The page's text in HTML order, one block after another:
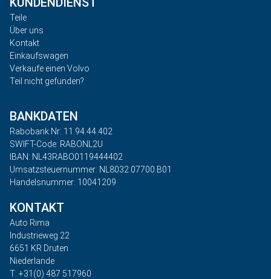
Teile
Über uns
Kontakt
Einkaufswagen
Verkaufe einen Volvo
Teil nicht gefunden?
BANKDATEN
Rabobank Nr: 11.94.44.402
SWIFT-Code: RABONL2U
IBAN: NL43RABO0119444402
Umsatzsteuernummer: NL8032.07700.B01
Handelsnummer: 10041209
KONTAKT
Auto Rima
Industrieweg 22
6651 KR Druten
Niederlande
T: +31(0) 487 517960